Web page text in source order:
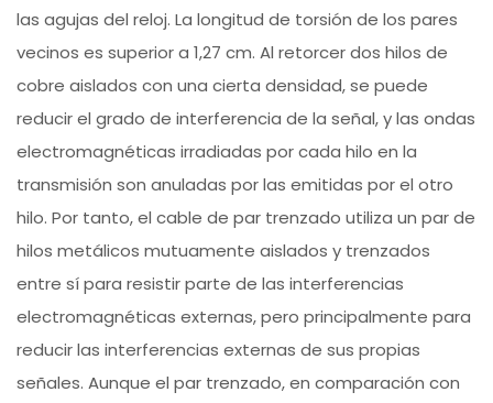
las agujas del reloj. La longitud de torsión de los pares
vecinos es superior a 1,27 cm. Al retorcer dos hilos de
cobre aislados con una cierta densidad, se puede
reducir el grado de interferencia de la señal, y las ondas
electromagnéticas irradiadas por cada hilo en la
transmisión son anuladas por las emitidas por el otro
hilo. Por tanto, el cable de par trenzado utiliza un par de
hilos metálicos mutuamente aislados y trenzados
entre sí para resistir parte de las interferencias
electromagnéticas externas, pero principalmente para
reducir las interferencias externas de sus propias
señales. Aunque el par trenzado, en comparación con